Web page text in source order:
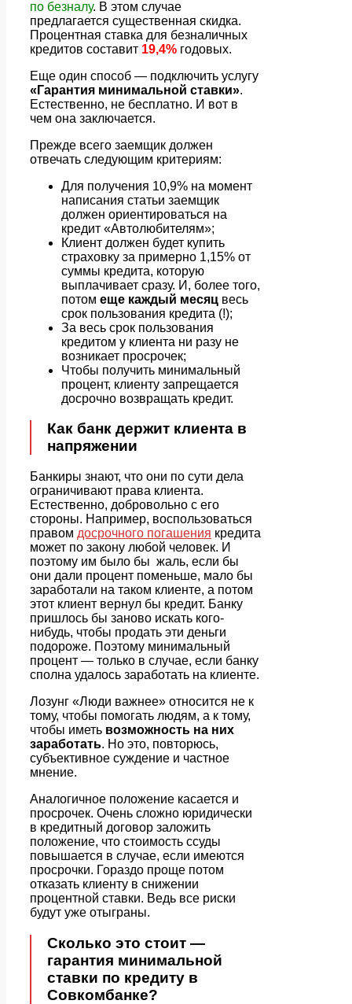
по безналу. В этом случае
предлагается существенная скидка.
Процентная ставка для безналичных
кредитов составит 19,4% годовых.
Еще один способ — подключить услугу
«Гарантия минимальной ставки».
Естественно, не бесплатно. И вот в
чем она заключается.
Прежде всего заемщик должен
отвечать следующим критериям:
Для получения 10,9% на момент
написания статьи заемщик
должен ориентироваться на
кредит «Автолюбителям»;
Клиент должен будет купить
страховку за примерно 1,15% от
суммы кредита, которую
выплачивает сразу. И, более того,
потом еще каждый месяц весь
срок пользования кредита (!);
За весь срок пользования
кредитом у клиента ни разу не
возникает просрочек;
Чтобы получить минимальный
процент, клиенту запрещается
досрочно возвращать кредит.
Как банк держит клиента в
напряжении
Банкиры знают, что они по сути дела
ограничивают права клиента.
Естественно, добровольно с его
стороны. Например, воспользоваться
правом досрочного погашения кредита
может по закону любой человек. И
поэтому им было бы жаль, если бы
они дали процент поменьше, мало бы
заработали на таком клиенте, а потом
этот клиент вернул бы кредит. Банку
пришлось бы заново искать кого-
нибудь, чтобы продать эти деньги
подороже. Поэтому минимальный
процент — только в случае, если банку
сполна удалось заработать на клиенте.
Лозунг «Люди важнее» относится не к
тому, чтобы помогать людям, а к тому,
чтобы иметь возможность на них
заработать. Но это, повторюсь,
субъективное суждение и частное
мнение.
Аналогичное положение касается и
просрочек. Очень сложно юридически
в кредитный договор заложить
положение, что стоимость ссуды
повышается в случае, если имеются
просрочки. Гораздо проще потом
отказать клиенту в снижении
процентной ставки. Ведь все риски
будут уже отыграны.
Сколько это стоит —
гарантия минимальной
ставки по кредиту в
Совкомбанке?